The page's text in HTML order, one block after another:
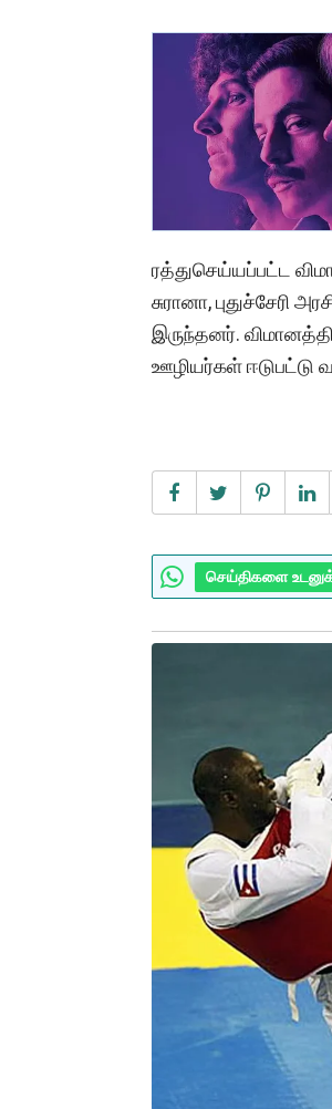
ரத்துசெய்யப்பட்ட
சுரானா, புதுச்சேரி
இருந்தனர்.
ஊழியர்கள் ஈடுபட்டு
செய்திகளை